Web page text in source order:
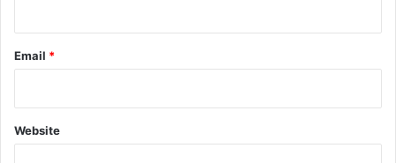
Email *
Website